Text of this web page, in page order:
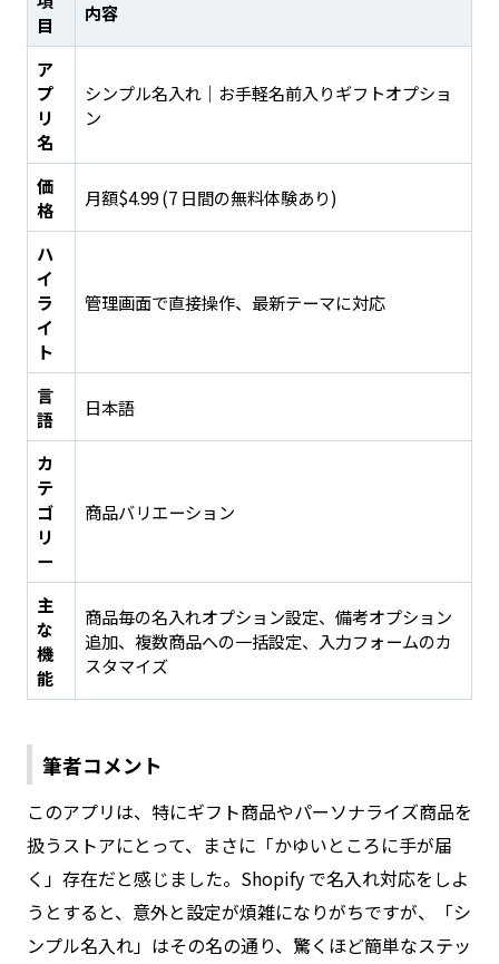
目
内容
ア
プ
リ
名
シンプル名入れ｜お手軽名前入りギフトオプショ
ン
価
格
月額$4.99 (7 日間の無料体験あり)
ハ
イ
ラ
イ
ト
管理画面で直接操作、最新テーマに対応
言
語
日本語
カ
テ
ゴ
リ
ー
商品バリエーション
主
な
機
能
商品毎の名入れオプション設定、備考オプション
追加、複数商品への一括設定、入力フォームのカ
スタマイズ
筆者コメント
このアプリは、特にギフト商品やパーソナライズ商品を
扱うストアにとって、まさに「かゆいところに手が届
く」存在だと感じました。Shopify で名入れ対応をしよ
うとすると、意外と設定が煩雑になりがちですが、「シ
ンプル名入れ」はその名の通り、驚くほど簡単なステッ